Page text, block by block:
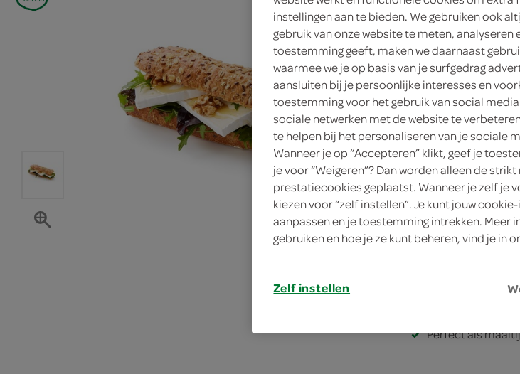
4.
75
1 Stuks
in winkelmand
Let op:
verwerkt in de
rijk aan granen met
Rijk aan granen
Perfect als
instellingen aan te bieden. We gebruiken ook
gebruik van onze website te meten, analyseren
toestemming geeft, maken we daarnaast
waarmee we je op basis van je surfgedrag
aansluiten bij je persoonlijke interesses en
toestemming voor het gebruik van social
sociale netwerken met de website te
te helpen bij het personaliseren van je sociale
Wanneer je op “Accepteren” klikt, geef je
je voor “Weigeren”? Dan worden alleen de
prestatiecookies geplaatst. Wanneer je zelf je
kiezen voor “zelf instellen”. Je kunt jouw
aanpassen en je toestemming intrekken. Meer
gebruiken en hoe je ze kunt beheren, vind je in
Zelf instellen